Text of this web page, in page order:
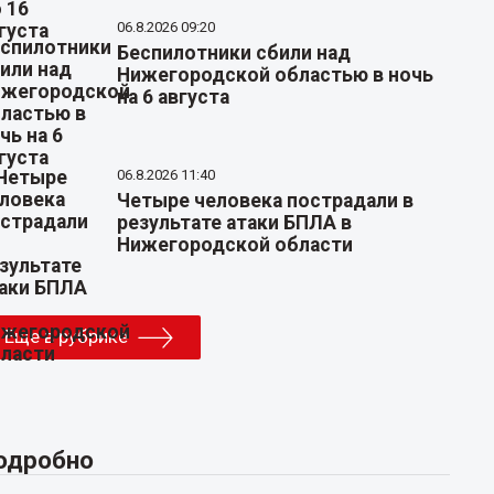
06.8.2026 09:20
Беспилотники сбили над
Нижегородской областью в ночь
на 6 августа
06.8.2026 11:40
Четыре человека пострадали в
результате атаки БПЛА в
Нижегородской области
Еще в рубрике